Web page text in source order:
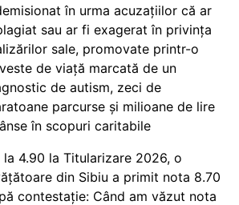
în urma acuzațiilor că ar
sau ar fi exagerat în privința
sale, promovate printr-o
de viață marcată de un
de autism, zeci de
parcurse și milioane de lire
în scopuri caritabile
la 4.90 la Titularizare 2026, o
din Sibiu a primit nota 8.70
contestație: Când am văzut nota